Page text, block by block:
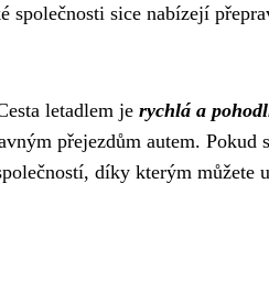
sice nabízejí
letadlem je rychlá a
přejezdům autem. Pokud
díky kterým můžete